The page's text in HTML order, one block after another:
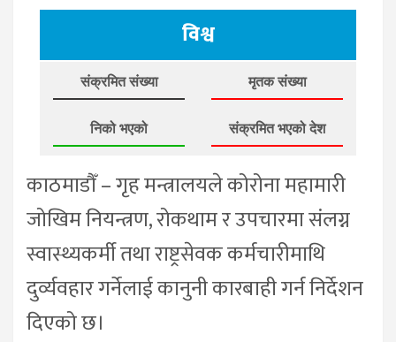
विश्व
संक्रमित संख्या मृतक संख्या
निको भएको संक्रमित भएको देश
काठमाडौँ – गृह मन्त्रालयले कोरोना महामारी
जोखिम नियन्त्रण, रोकथाम र उपचारमा संलग्न
स्वास्थ्यकर्मी तथा राष्ट्रसेवक कर्मचारीमाथि
दुर्व्यवहार गर्नेलाई कानुनी कारबाही गर्न निर्देशन
दिएको छ।